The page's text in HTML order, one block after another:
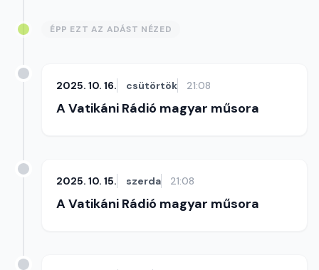
ÉPP EZT AZ ADÁST NÉZED
2025. 10. 16. csütörtök 21:08
A Vatikáni Rádió magyar műsora
2025. 10. 15. szerda 21:08
A Vatikáni Rádió magyar műsora